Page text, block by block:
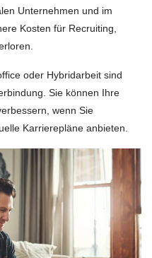
Unternehmen und im
Kosten für Recruiting,
oder Hybridarbeit sind
Sie können Ihre
wenn Sie
Karrierepläne anbieten.